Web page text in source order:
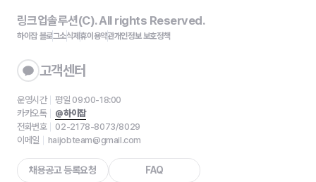
링크업솔루션(C). All rights Reserved.
하이잡 블로그소식제휴이용약관개인정보 보호정책
고객센터
운영시간
평일 09:00-18:00
카카오톡
@하이잡
전화번호
02-2178-8073/8029
이메일
haijobteam@gmail.com
채용공고 등록요청 FAQ